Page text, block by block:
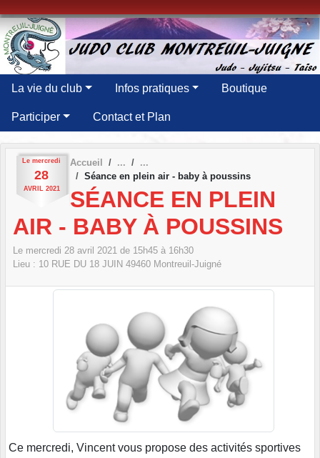
La vie du club Infos pratiques Boutique
Participer Contact et Plan
Le mercredi
28
AVRIL 2021
Accueil
Séance en plein air - baby à poussins
SÉANCE EN PLEIN
AIR - BABY À POUSSINS
Le mercredi 28 avril 2021 de 15h45 à 16h30
Lieu : 10 RUE DU 18 JUIN 49460 Montreuil-Juigné
Ce mercredi, Vincent vous propose des activités sportives